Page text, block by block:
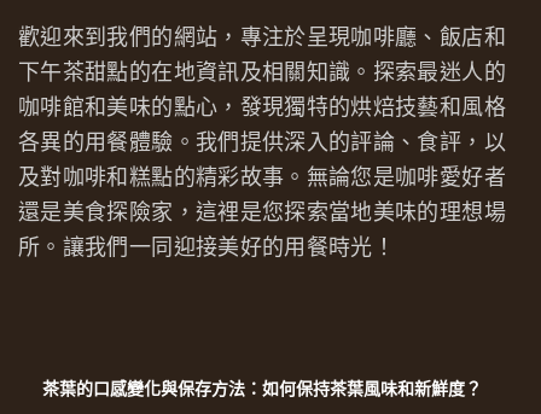
歡迎來到我們的網站，專注於呈現咖啡廳、飯店和
下午茶甜點的在地資訊及相關知識。探索最迷人的
咖啡館和美味的點心，發現獨特的烘焙技藝和風格
各異的用餐體驗。我們提供深入的評論、食評，以
及對咖啡和糕點的精彩故事。無論您是咖啡愛好者
還是美食探險家，這裡是您探索當地美味的理想場
所。讓我們一同迎接美好的用餐時光！
茶葉的口感變化與保存方法：如何保持茶葉風味和新鮮度？